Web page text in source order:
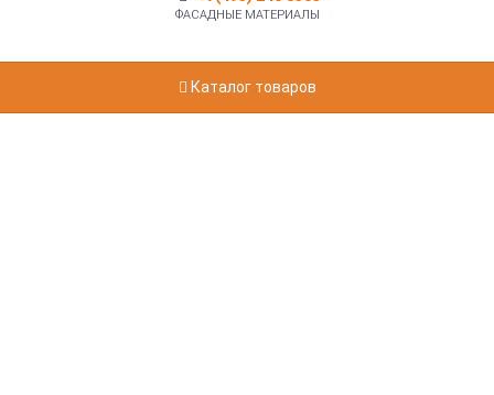
ФАСАДНЫЕ МАТЕРИАЛЫ
Каталог товаров